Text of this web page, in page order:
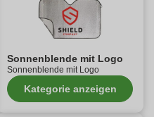
Sonnenblende mit Logo
Sonnenblende mit Logo
Kategorie anzeigen